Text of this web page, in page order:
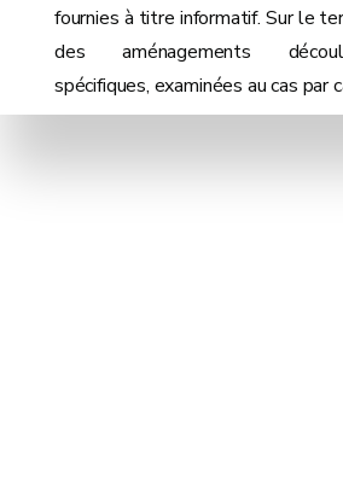
fournies à titre informatif. Sur le
des aménagements
spécifiques, examinées au cas par